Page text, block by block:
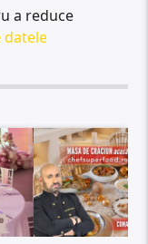
a reduce
datele